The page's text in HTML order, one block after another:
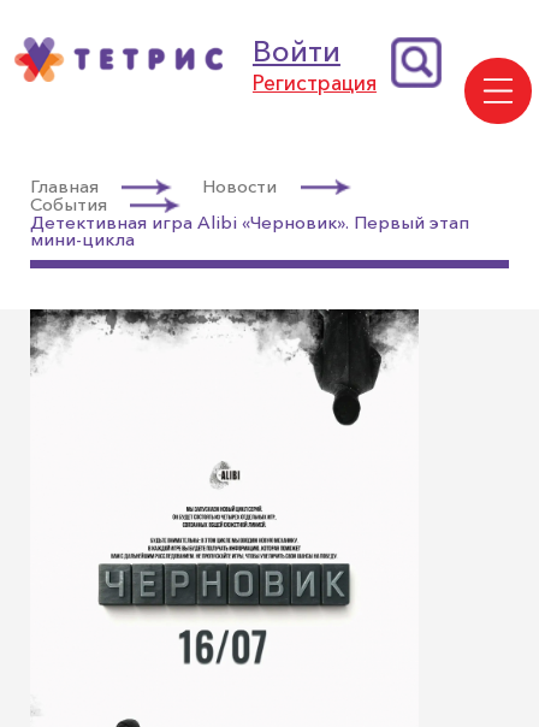
Войти
Регистрация
Главная
Новости
События
Детективная игра Alibi «Черновик». Первый этап
мини-цикла